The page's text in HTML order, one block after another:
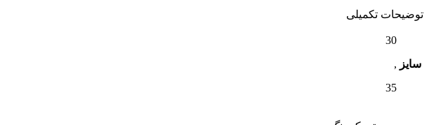
توضیحات تکمیلی
سایز
30
,
35